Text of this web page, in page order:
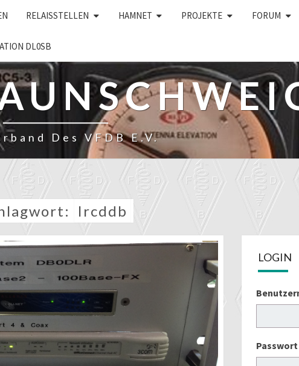
RELAISSTELLEN HAMNET PROJEKTE FORUM
DL0SB
Des VFDB E.V.
Ircddb
LOGIN
Passwort